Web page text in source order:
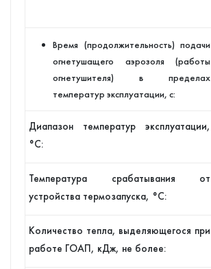
Время (продолжительность) подачи
огнетушащего аэрозоля (работы
огнетушителя) в пределах
температур эксплуатации, с:
Диапазон температур эксплуатации,
°С:
Температура срабатывания от
устройства термозапуска, °С:
Количество тепла, выделяющегося при
работе ГОАП, кДж, не более: